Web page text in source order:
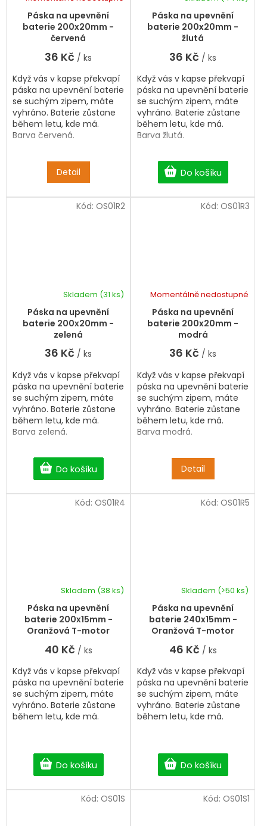
Páska na upevnění
baterie 200x20mm -
červená
36 Kč / ks
Detail
Když vás v kapse překvapí
páska na upevnění baterie
se suchým zipem, máte
vyhráno. Baterie zůstane
během letu, kde má.
Barva červená.
Páska na upevnění
baterie 200x20mm -
žlutá
36 Kč / ks
Do košíku
Když vás v kapse překvapí
páska na upevnění baterie
se suchým zipem, máte
vyhráno. Baterie zůstane
během letu, kde má.
Barva žlutá.
Páska na upevnění
baterie 200x20mm -
zelená
Skladem (31 ks)
36 Kč / ks
Do košíku
Když vás v kapse překvapí
páska na upevnění baterie
se suchým zipem, máte
vyhráno. Baterie zůstane
během letu, kde má.
Barva zelená.
Kód: OS01R2
Páska na upevnění
baterie 200x20mm -
modrá
Momentálně nedostupné
36 Kč / ks
Detail
Když vás v kapse překvapí
páska na upevnění baterie
se suchým zipem, máte
vyhráno. Baterie zůstane
během letu, kde má.
Barva modrá.
Kód: OS01R3
Páska na upevnění
baterie 200x15mm -
Oranžová T-motor
Skladem (38 ks)
40 Kč / ks
Do košíku
Když vás v kapse překvapí
páska na upevnění baterie
se suchým zipem, máte
vyhráno. Baterie zůstane
během letu, kde má.
Kód: OS01R4
Páska na upevnění
baterie 240x15mm -
Oranžová T-motor
Skladem (>50 ks)
46 Kč / ks
Do košíku
Když vás v kapse překvapí
páska na upevnění baterie
se suchým zipem, máte
vyhráno. Baterie zůstane
během letu, kde má.
Kód: OS01R5
Kód: OS01S Kód: OS01S1